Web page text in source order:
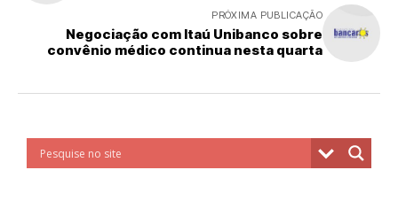
PRÓXIMA PUBLICAÇÃO
Negociação com Itaú Unibanco sobre
convênio médico continua nesta quarta